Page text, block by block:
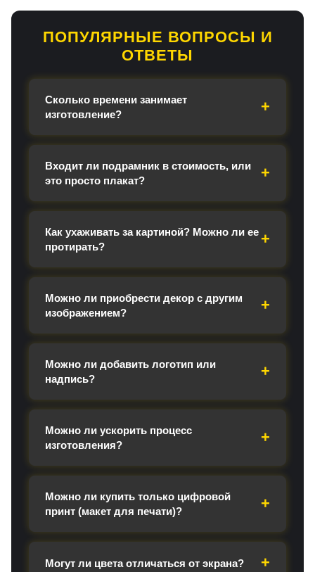
ПОПУЛЯРНЫЕ ВОПРОСЫ И
ОТВЕТЫ
Сколько времени занимает
изготовление?
Входит ли подрамник в стоимость, или
это просто плакат?
Как ухаживать за картиной? Можно ли ее
протирать?
Можно ли приобрести декор с другим
изображением?
Можно ли добавить логотип или
надпись?
Можно ли ускорить процесс
изготовления?
Можно ли купить только цифровой
принт (макет для печати)?
Могут ли цвета отличаться от экрана?